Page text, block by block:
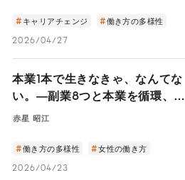
会長の45年―
キャリアチェンジ 働き方の多様性
2026/04/27
本業1本で生きなきゃ、なんてな
い。―副業8つと本業を循環、と
ある女性会社員の働き方の真髄―
赤星 昭江
働き方の多様性 女性の働き方
2026/04/23